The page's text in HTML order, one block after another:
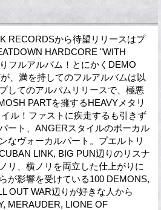
RECORDSから待望リリースはプ
HARDCORE "WITH
フルアルバム！とにかくDEMO
、満を持してのフルアルバムは以
してのアルバムリリースで、極悪
PARTを擁するHEAVYメタリ
ル！ファストに疾走するも引きず
ート、ANGERスタイルのボーカル
なヴォーカルパート。プエルトリ
LINK, BIG PUN辺りのリスナ
リ、横ノリを両立した仕上がりに
が影響を受けている100 DEMONS,
OUT WAR辺りが好きな人から
MERAUDER, LIONE OF